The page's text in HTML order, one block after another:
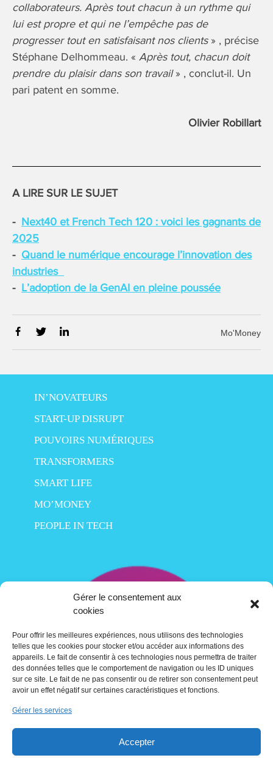
Gérer le consentement aux
cookies
Pour offrir les meilleures expériences, nous utilisons des technologies
telles que les cookies pour stocker et/ou accéder aux informations des
appareils. Le fait de consentir à ces technologies nous permettra de traiter
des données telles que le comportement de navigation ou les ID uniques
sur ce site. Le fait de ne pas consentir ou de retirer son consentement peut
avoir un effet négatif sur certaines caractéristiques et fonctions.
Gérer les services
Accepter
collaborateurs. Après tout chacun à un rythme qui
lui est propre et qui ne l’empêche pas de
progresser tout en satisfaisant nos clients» , précise
Stéphane Delhommeau. « Après tout, chacun doit
prendre du plaisir dans son travail» , conclut-il. Un
pari patent en somme.
Olivier Robillart
A LIRE SUR LE SUJET
Next40 et French Tech 120 : voici les gagnants de
2025
Quand le numérique encourage l’innovation des
industries
L’adoption de la GenAI en pleine poussée
Mo'Money
IN’NOVATEURS
START-UP DISRUPT
POUVOIRS NUMÉRIQUES
TRANSFORMERS
SMART LIFE
MO’MONEY
PEOPLE IN TECH
Crédits